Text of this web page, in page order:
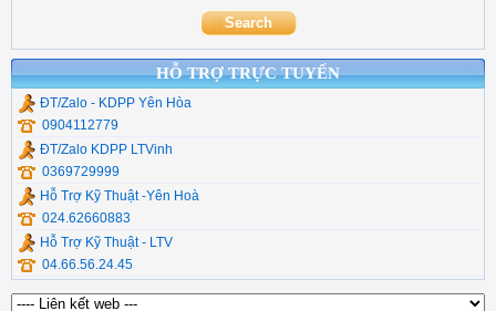
HỖ TRỢ TRỰC TUYẾN
ĐT/Zalo - KDPP Yên Hòa
0904112779
ĐT/Zalo KDPP LTVinh
0369729999
Hỗ Trợ Kỹ Thuật -Yên Hoà
024.62660883
Hỗ Trợ Kỹ Thuật - LTV
04.66.56.24.45